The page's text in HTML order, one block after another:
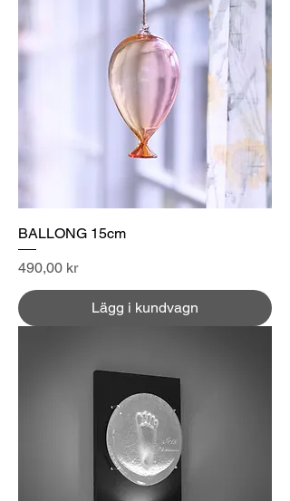
BALLONG 15cm
Pris
490,00 kr
Lägg i kundvagn